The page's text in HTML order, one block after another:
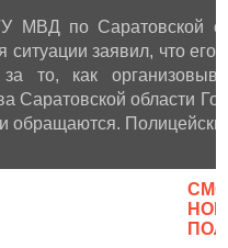
МВД по Саратовской
заявил, что его
то, как
Саратовской области
обращаются.